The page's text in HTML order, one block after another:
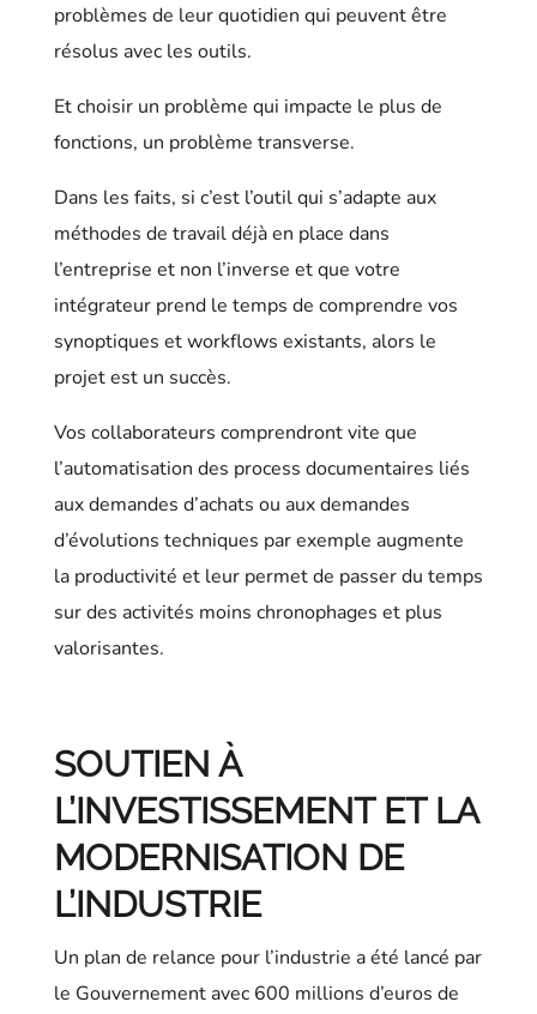
problèmes de leur quotidien qui peuvent être
résolus avec les outils.
Et choisir un problème qui impacte le plus de
fonctions, un problème transverse.
Dans les faits, si c’est l’outil qui s’adapte aux
méthodes de travail déjà en place dans
l’entreprise et non l’inverse et que votre
intégrateur prend le temps de comprendre vos
synoptiques et workflows existants, alors le
projet est un succès.
Vos collaborateurs comprendront vite que
l’automatisation des process documentaires liés
aux demandes d’achats ou aux demandes
d’évolutions techniques par exemple augmente
la productivité et leur permet de passer du temps
sur des activités moins chronophages et plus
valorisantes.
SOUTIEN À
L’INVESTISSEMENT ET LA
MODERNISATION DE
L’INDUSTRIE
Un plan de relance pour l’industrie a été lancé par
le Gouvernement avec 600 millions d’euros de